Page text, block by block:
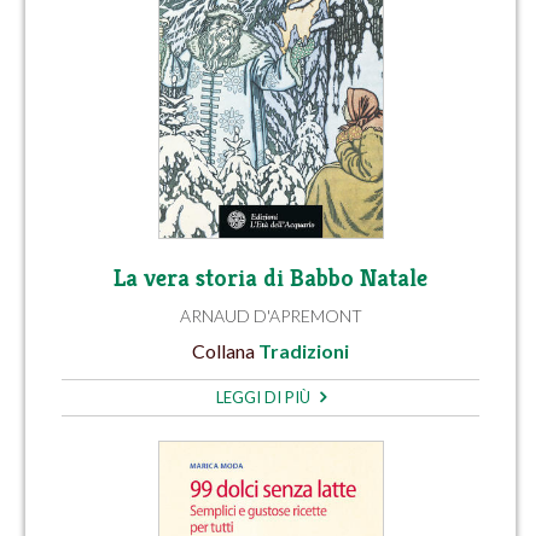
La vera storia di Babbo Natale
ARNAUD D'APREMONT
Collana Tradizioni
LEGGI DI PIÙ